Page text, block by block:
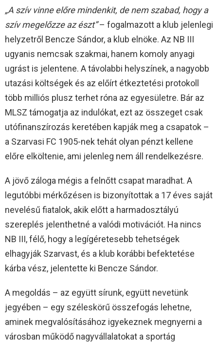
„A szív vinne előre mindenkit, de nem szabad, hogy a
szív megelőzze az észt”– fogalmazott a klub jelenlegi
helyzetről Bencze Sándor, a klub elnöke. Az NB III
ugyanis nemcsak szakmai, hanem komoly anyagi
ugrást is jelentene. A távolabbi helyszínek, a nagyobb
utazási költségek és az előírt étkeztetési protokoll
több milliós plusz terhet róna az egyesületre. Bár az
MLSZ támogatja az indulókat, ezt az összeget csak
utófinanszírozás keretében kapják meg a csapatok –
a Szarvasi FC 1905-nek tehát olyan pénzt kellene
előre elköltenie, ami jelenleg nem áll rendelkezésre.
A jövő záloga mégis a felnőtt csapat maradhat. A
legutóbbi mérkőzésen is bizonyítottak a 17 éves saját
nevelésű fiatalok, akik előtt a harmadosztályú
szereplés jelenthetné a valódi motivációt. Ha nincs
NB III, félő, hogy a legígéretesebb tehetségek
elhagyják Szarvast, és a klub korábbi befektetése
kárba vész, jelentette ki Bencze Sándor.
A megoldás – az együtt sírunk, együtt nevetünk
jegyében – egy széleskörű összefogás lehetne,
aminek megvalósításához igyekeznek megnyerni a
városban működő nagyvállalatokat a sportág